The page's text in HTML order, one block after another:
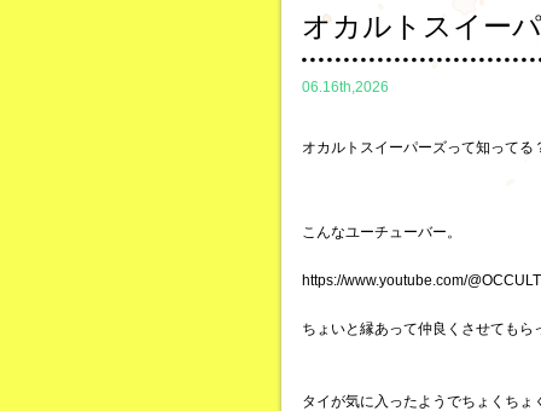
オカルトスイー
06.16th,2026
オカルトスイーパーズって知ってる
こんなユーチューバー。
https://www.youtube.com/
ちょいと縁あって仲良くさせてもら
タイが気に入ったようでちょくちょ